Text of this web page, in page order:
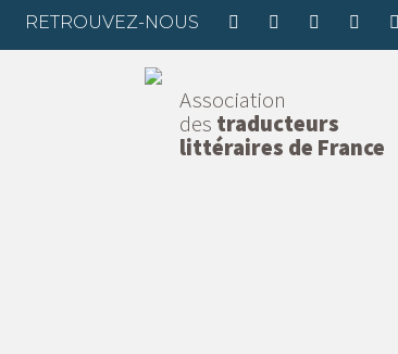
RETROUVEZ-NOUS
Association
des traducteurs
littéraires de France